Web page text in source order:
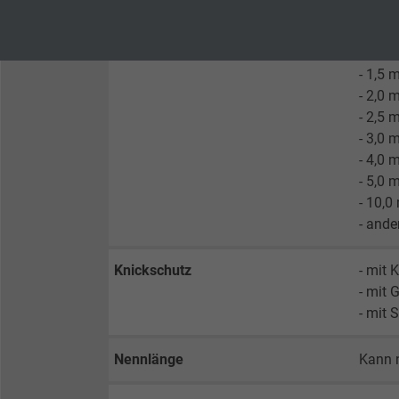
Zweck
Laufzeit
-
- 1,5
- 2,0 m­
- 2,5 m
- 3,0 m
- 4,0 m
- 5,0 m
- 10,0
-
Knickschutz
- mit
- mit
- mit
Nennlänge Kann